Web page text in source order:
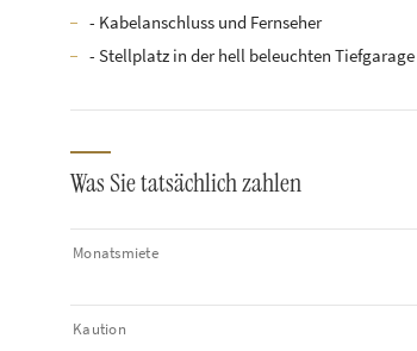
- Kabelanschluss und Fernseher
- Stellplatz in der hell beleuchten Tiefgarage
Was Sie tatsächlich zahlen
Monatsmiete
Kaution